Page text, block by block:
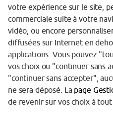
Protection des données
Politique cookies
Sécurité
Tarifs
Mentions légales
Réglementation
votre expérience sur le site,
commerciale suite à votre
vidéo, ou encore
diffusées sur Internet en
applications. Vous pouvez
vos choix ou "continuer sans
"continuer sans accepter",
ne sera déposé. La page
de revenir sur vos choix à